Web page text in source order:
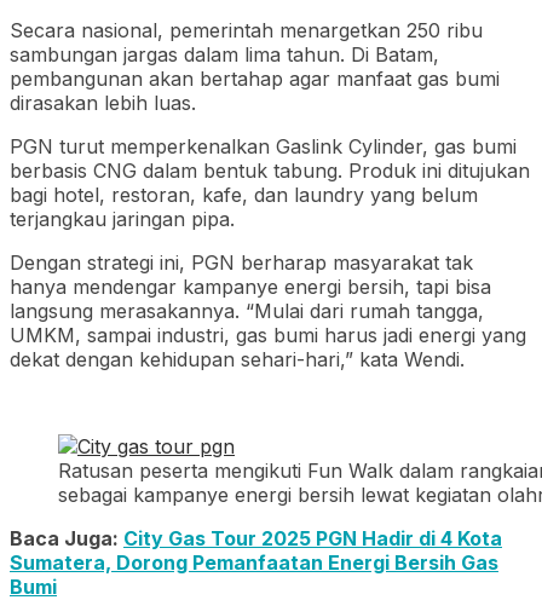
Secara nasional, pemerintah menargetkan 250 ribu
sambungan jargas dalam lima tahun. Di Batam,
pembangunan akan bertahap agar manfaat gas bumi
dirasakan lebih luas.
PGN turut memperkenalkan Gaslink Cylinder, gas bumi
berbasis CNG dalam bentuk tabung. Produk ini ditujukan
bagi hotel, restoran, kafe, dan laundry yang belum
terjangkau jaringan pipa.
Dengan strategi ini, PGN berharap masyarakat tak
hanya mendengar kampanye energi bersih, tapi bisa
langsung merasakannya. “Mulai dari rumah tangga,
UMKM, sampai industri, gas bumi harus jadi energi yang
dekat dengan kehidupan sehari-hari,” kata Wendi.
Ratusan peserta mengikuti Fun Walk dalam
sebagai kampanye energi bersih lewat kegiatan
Baca Juga: City Gas Tour 2025 PGN Hadir di 4 Kota
Sumatera, Dorong Pemanfaatan Energi Bersih Gas
Bumi